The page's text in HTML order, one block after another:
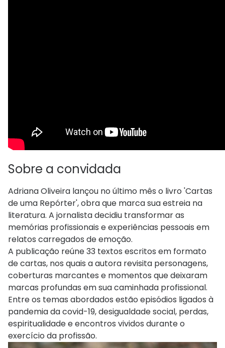
Sobre a convidada
Adriana Oliveira lançou no último mês o livro 'Cartas
de uma Repórter', obra que marca sua estreia na
literatura. A jornalista decidiu transformar as
memórias profissionais e experiências pessoais em
relatos carregados de emoção.
A publicação reúne 33 textos escritos em formato
de cartas, nos quais a autora revisita personagens,
coberturas marcantes e momentos que deixaram
marcas profundas em sua caminhada profissional.
Entre os temas abordados estão episódios ligados à
pandemia da covid-19, desigualdade social, perdas,
espiritualidade e encontros vividos durante o
exercício da profissão.